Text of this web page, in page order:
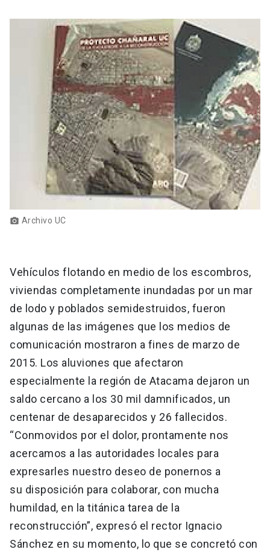
Padres y familia
launch
Mi Portal UC launch
Biblioteca launch
Donaciones launch
photo_camera Archivo UC
Vehículos flotando en medio de los escombros,
viviendas completamente inundadas por un mar
de lodo y poblados semidestruidos, fueron
algunas de las imágenes que los medios de
comunicación mostraron a fines de marzo de
2015. Los aluviones que afectaron
especialmente la región de Atacama dejaron un
saldo cercano a los 30 mil damnificados, un
centenar de desaparecidos y 26 fallecidos.
“Conmovidos por el dolor, prontamente nos
acercamos a las autoridades locales para
expresarles nuestro deseo de ponernos a
su disposición para colaborar, con mucha
humildad, en la titánica tarea de la
reconstrucción”, expresó el rector Ignacio
Sánchez en su momento, lo que se concretó con